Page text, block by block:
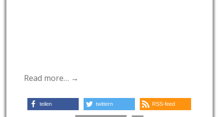
Read more… →
teilen twittern RSS-feed